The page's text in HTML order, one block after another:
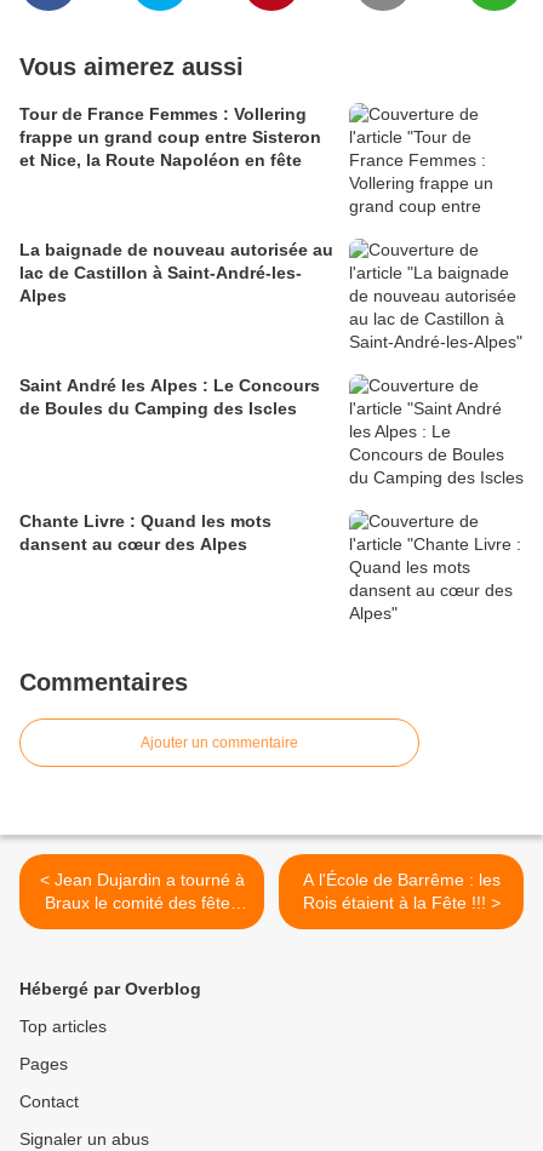
Vous aimerez aussi
Tour de France Femmes : Vollering
frappe un grand coup entre Sisteron
et Nice, la Route Napoléon en fête
La baignade de nouveau autorisée au
lac de Castillon à Saint-André-les-
Alpes
Saint André les Alpes : Le Concours
de Boules du Camping des Iscles
Chante Livre : Quand les mots
dansent au cœur des Alpes
Commentaires
Ajouter un commentaire
< Jean Dujardin a tourné à
Braux le comité des fêtes
en parle
A l'École de Barrême : les
Rois étaient à la Fête !!! >
Hébergé par Overblog
Top articles
Pages
Contact
Signaler un abus